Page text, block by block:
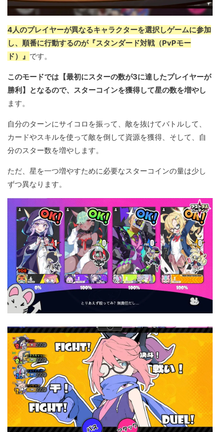
4人のプレイヤーが異なるキャラクターを選択しゲームに参加
し、順番に行動するのが『スタンダード対戦（PvPモー
ド）』 です。
このモードでは【最初にスターの数が3に達したプレイヤーが
勝利】となるので、スターコインを獲得して星の数を増やし
ます。
自分のターンにサイコロを振って、敵を抜けてバトルして、
カードやスキルを使って敵を倒して資源を獲得、そして、自
分のスター数を増やします。
ただ、星を一つ増やすために必要なスターコインの量は少し
ずつ異なります。